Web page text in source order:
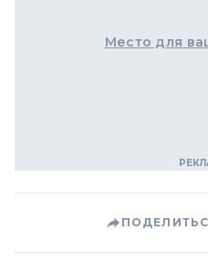
Место для